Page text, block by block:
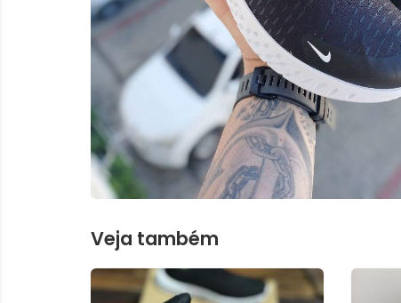
Veja também